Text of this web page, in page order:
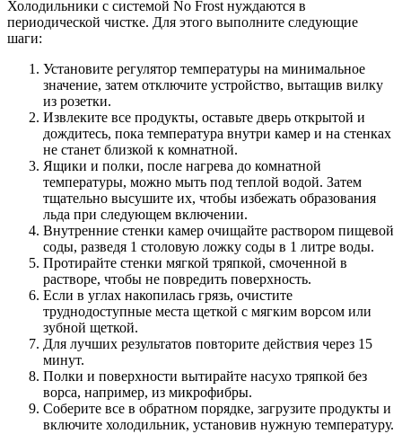
Холодильники с системой No Frost нуждаются в
периодической чистке. Для этого выполните следующие
шаги:
Установите регулятор температуры на минимальное
значение, затем отключите устройство, вытащив вилку
из розетки.
Извлеките все продукты, оставьте дверь открытой и
дождитесь, пока температура внутри камер и на стенках
не станет близкой к комнатной.
Ящики и полки, после нагрева до комнатной
температуры, можно мыть под теплой водой. Затем
тщательно высушите их, чтобы избежать образования
льда при следующем включении.
Внутренние стенки камер очищайте раствором пищевой
соды, разведя 1 столовую ложку соды в 1 литре воды.
Протирайте стенки мягкой тряпкой, смоченной в
растворе, чтобы не повредить поверхность.
Если в углах накопилась грязь, очистите
труднодоступные места щеткой с мягким ворсом или
зубной щеткой.
Для лучших результатов повторите действия через 15
минут.
Полки и поверхности вытирайте насухо тряпкой без
ворса, например, из микрофибры.
Соберите все в обратном порядке, загрузите продукты и
включите холодильник, установив нужную температуру.